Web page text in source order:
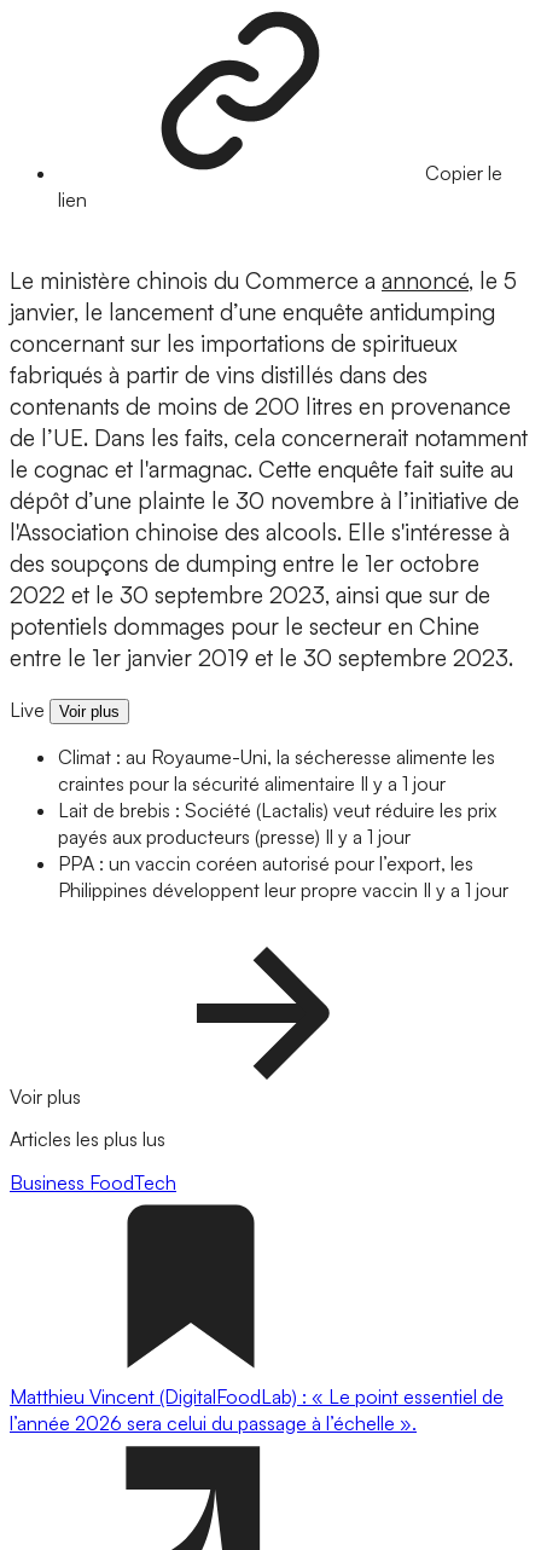
Copier le
lien
Le ministère chinois du Commerce a annoncé, le 5
janvier, le lancement d’une enquête antidumping
concernant sur les importations de spiritueux
fabriqués à partir de vins distillés dans des
contenants de moins de 200 litres en provenance
de l’UE. Dans les faits, cela concernerait notamment
le cognac et l'armagnac. Cette enquête fait suite au
dépôt d’une plainte le 30 novembre à l’initiative de
l'Association chinoise des alcools. Elle s'intéresse à
des soupçons de dumping entre le 1er octobre
2022 et le 30 septembre 2023, ainsi que sur de
potentiels dommages pour le secteur en Chine
entre le 1er janvier 2019 et le 30 septembre 2023.
Live Voir plus
Climat : au Royaume-Uni, la sécheresse alimente les
craintes pour la sécurité alimentaire Il y a 1 jour
Lait de brebis : Société (Lactalis) veut réduire les prix
payés aux producteurs (presse) Il y a 1 jour
PPA : un vaccin coréen autorisé pour l’export, les
Philippines développent leur propre vaccin Il y a 1 jour
Voir plus
Articles les plus lus
Business FoodTech
Matthieu Vincent (DigitalFoodLab) : « Le point essentiel de
l’année 2026 sera celui du passage à l’échelle ».